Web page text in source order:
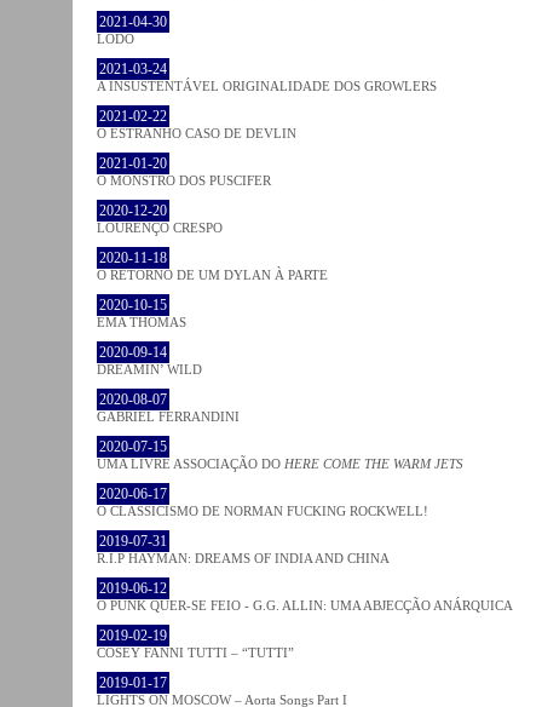
2021-04-30
LODO
2021-03-24
A INSUSTENTÁVEL ORIGINALIDADE DOS GROWLERS
2021-02-22
O ESTRANHO CASO DE DEVLIN
2021-01-20
O MONSTRO DOS PUSCIFER
2020-12-20
LOURENÇO CRESPO
2020-11-18
O RETORNO DE UM DYLAN À PARTE
2020-10-15
EMA THOMAS
2020-09-14
DREAMIN’ WILD
2020-08-07
GABRIEL FERRANDINI
2020-07-15
UMA LIVRE ASSOCIAÇÃO DO HERE COME THE WARM JETS
2020-06-17
O CLASSICISMO DE NORMAN FUCKING ROCKWELL!
2019-07-31
R.I.P HAYMAN: DREAMS OF INDIA AND CHINA
2019-06-12
O PUNK QUER-SE FEIO - G.G. ALLIN: UMA ABJECÇÃO ANÁRQUICA
2019-02-19
COSEY FANNI TUTTI – “TUTTI”
2019-01-17
LIGHTS ON MOSCOW – Aorta Songs Part I